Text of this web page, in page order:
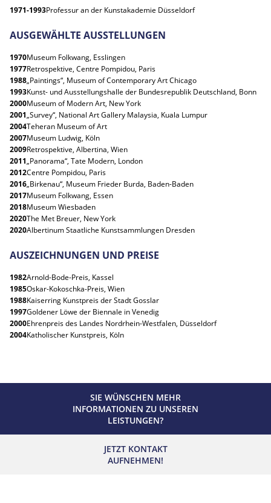
1971-1993Professur an der Kunstakademie Düsseldorf
AUSGEWÄHLTE AUSSTELLUNGEN
1970Museum Folkwang, Esslingen
1977Retrospektive, Centre Pompidou, Paris
1988„Paintings“, Museum of Contemporary Art Chicago
1993Kunst- und Ausstellungshalle der Bundesrepublik Deutschland, Bonn
2000Museum of Modern Art, New York
2001„Survey“, National Art Gallery Malaysia, Kuala Lumpur
2004Teheran Museum of Art
2007Museum Ludwig, Köln
2009Retrospektive, Albertina, Wien
2011„Panorama“, Tate Modern, London
2012Centre Pompidou, Paris
2016„Birkenau“, Museum Frieder Burda, Baden-Baden
2017Museum Folkwang, Essen
2018Museum Wiesbaden
2020The Met Breuer, New York
2020Albertinum Staatliche Kunstsammlungen Dresden
AUSZEICHNUNGEN UND PREISE
1982Arnold-Bode-Preis, Kassel
1985Oskar-Kokoschka-Preis, Wien
1988Kaiserring Kunstpreis der Stadt Gosslar
1997Goldener Löwe der Biennale in Venedig
2000Ehrenpreis des Landes Nordrhein-Westfalen, Düsseldorf
2004Katholischer Kunstpreis, Köln
SIE WÜNSCHEN MEHR
INFORMATIONEN ZU UNSEREN
LEISTUNGEN?
JETZT KONTAKT
AUFNEHMEN!